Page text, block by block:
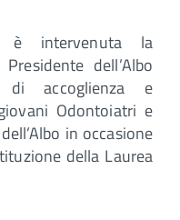
è intervenuta la
dell’Albo
di accoglienza e
Odontoiatri e
in occasione
della Laurea